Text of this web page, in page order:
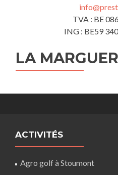
TVA : BE
ING : BE59
LA
ACTIVITÉS
Agro golf à Stoumont